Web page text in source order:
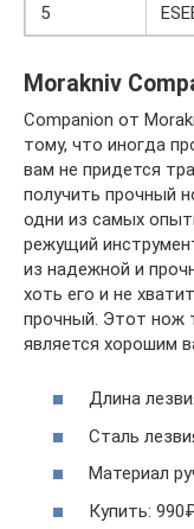
5
Morakniv
Companion от
тому, что иногда
вам не придется
получить прочный
одни из самых
режущий
из надежной и
хоть его и не
прочный. Этот нож
является хорошим
Длина
Сталь
Материал
Купить: